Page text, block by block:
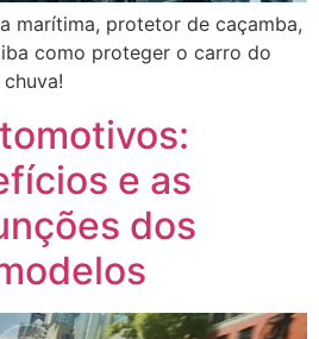
marítima, protetor de caçamba,
como proteger o carro do
e as
dos